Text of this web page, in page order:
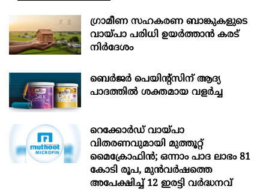
ഗ്രാമീണ സഹകരണ ബാങ്കുകളുടെ
വായ്പാ പരിധി ഉയർത്താൻ കരട്
നിർദേശം
ബെർജർ പെയിന്റ്സിന് ആദ്യ
പാദത്തിൽ ശക്തമായ വളർച്ച
റെക്കോർഡ് വായ്പാ
വിതരണവുമായി മുത്തൂറ്റ്
മൈക്രോഫിൻ; ഒന്നാം പാദ ലാഭം 81
കോടി രൂപ, മുൻവർഷത്തെ
അപേക്ഷിച്ച് 12 ഇരട്ടി വർദ്ധനവ്